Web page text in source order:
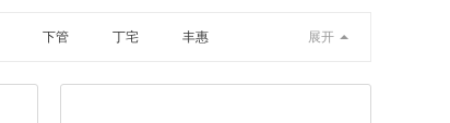
下管 丁宅 丰惠 展开